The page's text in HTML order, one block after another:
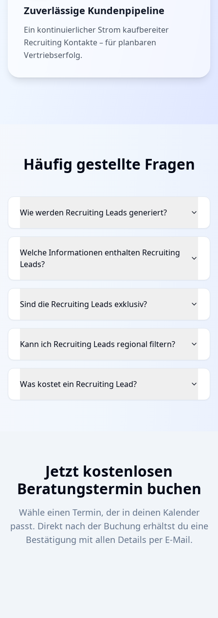
Zuverlässige Kundenpipeline
Ein kontinuierlicher Strom kaufbereiter
Recruiting Kontakte – für planbaren
Vertriebserfolg.
Häufig gestellte Fragen
Wie werden Recruiting Leads generiert?
Welche Informationen enthalten Recruiting
Leads?
Sind die Recruiting Leads exklusiv?
Kann ich Recruiting Leads regional filtern?
Was kostet ein Recruiting Lead?
Jetzt kostenlosen
Beratungstermin buchen
Wähle einen Termin, der in deinen Kalender
passt. Direkt nach der Buchung erhältst du eine
Bestätigung mit allen Details per E-Mail.